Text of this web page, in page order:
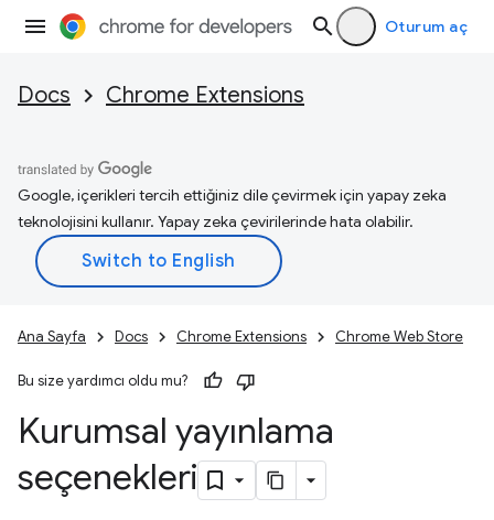
Oturum aç
Docs Chrome Extensions
Google, içerikleri tercih ettiğiniz dile çevirmek için yapay zeka
teknolojisini kullanır. Yapay zeka çevirilerinde hata olabilir.
Ana Sayfa Docs Chrome Extensions Chrome Web Store
Bu size yardımcı oldu mu?
Kurumsal yayınlama
seçenekleri